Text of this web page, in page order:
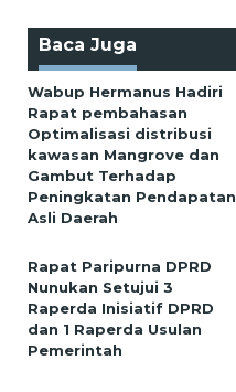
Baca Juga
Wabup Hermanus Hadiri
Rapat pembahasan
Optimalisasi distribusi
kawasan Mangrove dan
Gambut Terhadap
Peningkatan Pendapatan
Asli Daerah
Rapat Paripurna DPRD
Nunukan Setujui 3
Raperda Inisiatif DPRD
dan 1 Raperda Usulan
Pemerintah